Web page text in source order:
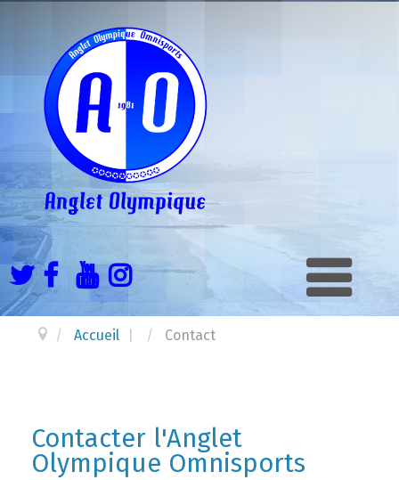
Accueil Contact
Contacter l'Anglet
Olympique Omnisports